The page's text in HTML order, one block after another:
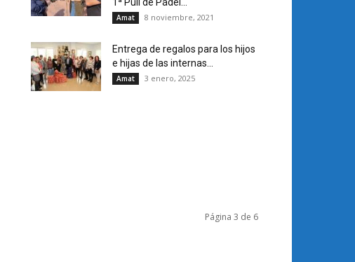
Amat 8 noviembre, 2021
Entrega de regalos para los hijos
e hijas de las internas...
Amat 3 enero, 2025
Página 3 de 6